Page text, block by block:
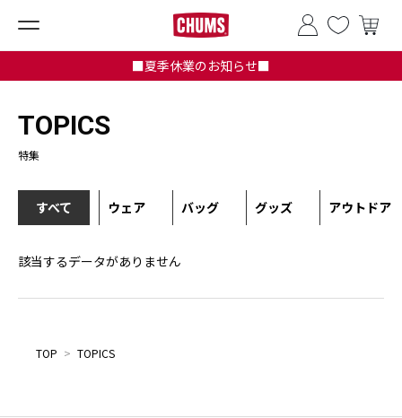
■夏季休業のお知らせ■
TOPICS
特集
すべて ウェア バッグ グッズ アウトドア
該当するデータがありません
TOP > TOPICS